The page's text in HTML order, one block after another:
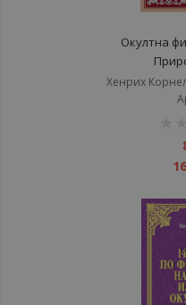
Окултна